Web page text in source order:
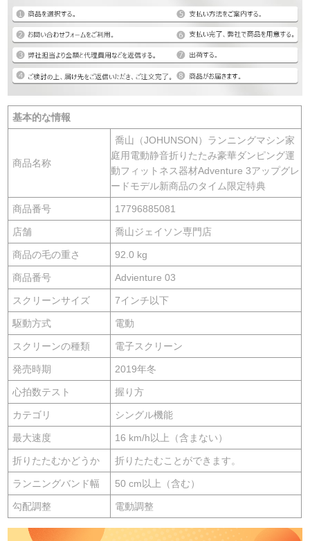
基本的な情報
商品名称
喬山（JOHUNSON）ランニングマシン家
庭用電動静音折りたたみ豪華ダンピング運
動フィットネス器材Adventure 3アップグレ
ードモデル新商品のタイム限定特典
商品番号 17796885081
店舗 喬山ジェイソン専門店
商品の毛の重さ 92.0 kg
商品番号 Advienture 03
スクリーンサイズ 7インチ以下
駆動方式 電動
スクリーンの種類 電子スクリーン
発売時期 2019年冬
心拍数テスト 握り方
カテゴリ シングル機能
最大速度 16 km/h以上（含まない）
折りたたむかどうか 折りたたむことができます。
ランニングバンド幅 50 cm以上（含む）
勾配調整 電動調整